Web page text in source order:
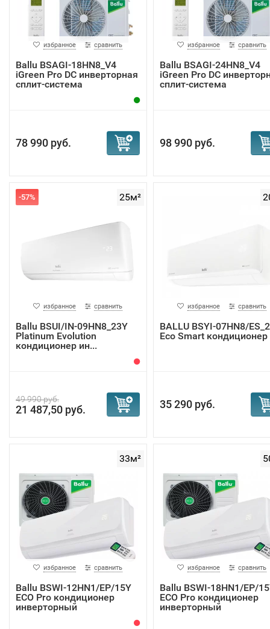
избранное сравнить
Ballu BSAGI-18HN8_V4
iGreen Pro DC инверторная
сплит-система
78 990 руб.
избранное сравнить
Ballu BSAGI-24HN8_V4
iGreen Pro DC
сплит-система
98 990 руб.
25м²
-57%
избранное сравнить
Ballu BSUI/IN-09HN8_23Y
Platinum Evolution
кондиционер ин...
49 990 руб.
21 487,50 руб.
избранное сравнить
BALLU BSYI-07HN8/
Eco Smart кондиционер
35 290 руб.
33м²
избранное сравнить
Ballu BSWI-12HN1/EP/15Y
ECO Pro кондиционер
инверторный
избранное сравнить
Ballu BSWI-18HN1/EP/
ECO Pro кондиционер
инверторный